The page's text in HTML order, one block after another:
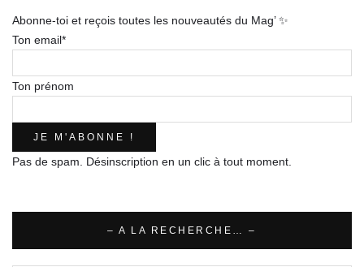
Abonne-toi et reçois toutes les nouveautés du Mag’ ✨
Ton email*
Ton prénom
Pas de spam. Désinscription en un clic à tout moment.
– A LA RECHERCHE… –